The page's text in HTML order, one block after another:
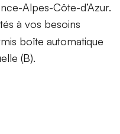
Alpes-Côte-d’Azur.
à vos besoins
boîte automatique
(B).